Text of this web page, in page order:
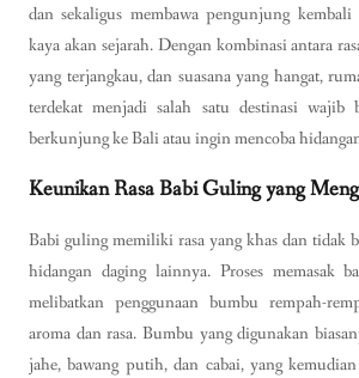
dan sekaligus membawa pengunjung
kaya akan sejarah. Dengan kombinasi antara
yang terjangkau, dan suasana yang hangat,
terdekat menjadi salah satu destinasi wajib
berkunjung ke Bali atau ingin mencoba
Keunikan Rasa Babi Guling yang
Babi guling memiliki rasa yang khas dan tidak
hidangan daging lainnya. Proses memasak
melibatkan penggunaan bumbu rempah-
aroma dan rasa. Bumbu yang digunakan
jahe, bawang putih, dan cabai, yang